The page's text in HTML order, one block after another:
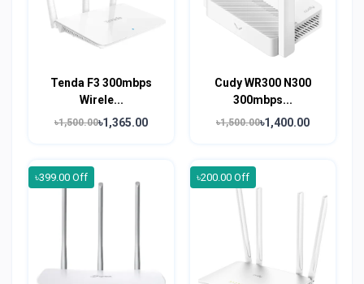
Tenda F3 300mbps
Wirele...
৳1,500.00৳1,365.00
Cudy WR300 N300
300mbps...
৳1,500.00৳1,400.00
৳399.00 Off ৳200.00 Off